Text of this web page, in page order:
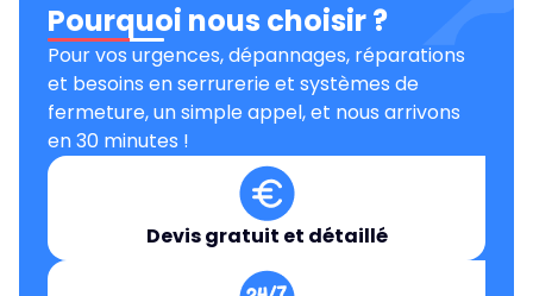
Pourquoi nous choisir ?
Pour vos urgences, dépannages, réparations
et besoins en serrurerie et systèmes de
fermeture, un simple appel, et nous arrivons
en 30 minutes !
Devis gratuit et détaillé